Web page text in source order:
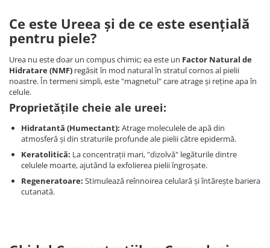
Ce este Ureea și de ce este esențială
pentru piele?
Urea nu este doar un compus chimic; ea este un Factor Natural de
Hidratare (NMF) regăsit în mod natural în stratul cornos al pielii
noastre. În termeni simpli, este "magnetul" care atrage și reține apa în
celule.
Proprietățile cheie ale ureei:
Hidratantă (Humectant): Atrage moleculele de apă din
atmosferă și din straturile profunde ale pielii către epidermă.
Keratolitică: La concentrații mari, "dizolvă" legăturile dintre
celulele moarte, ajutând la exfolierea pielii îngroșate.
Regeneratoare: Stimulează reînnoirea celulară și întărește bariera
cutanată.